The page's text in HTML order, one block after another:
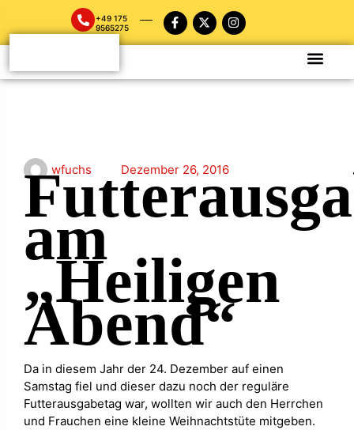
+49 175
9565275
wfuchs Dezember 26, 2016
am
„Heiligen
Abend“
Da in diesem Jahr der 24. Dezember auf einen
Samstag fiel und dieser dazu noch der reguläre
Futterausgabetag war, wollten wir auch den Herrchen
und Frauchen eine kleine Weihnachtstüte mitgeben.